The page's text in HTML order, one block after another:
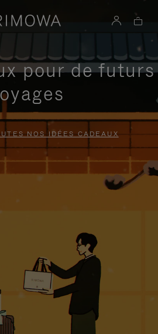
pour de futurs
NOS IDÉES CADEAUX